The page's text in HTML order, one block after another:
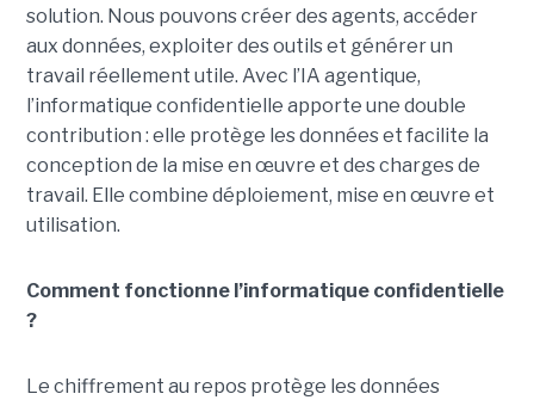
solution. Nous pouvons créer des agents, accéder
aux données, exploiter des outils et générer un
travail réellement utile. Avec l’IA agentique,
l’informatique confidentielle apporte une double
contribution : elle protège les données et facilite la
conception de la mise en œuvre et des charges de
travail. Elle combine déploiement, mise en œuvre et
utilisation.
Comment fonctionne l’informatique confidentielle
?
Le chiffrement au repos protège les données